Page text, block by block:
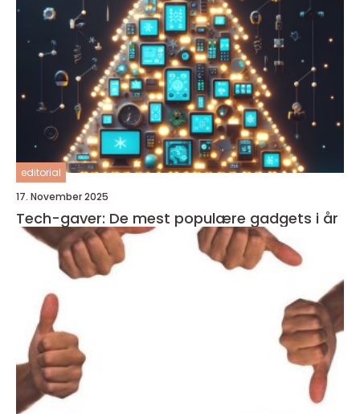
editorial
17. November 2025
Tech-gaver: De mest populære gadgets i år